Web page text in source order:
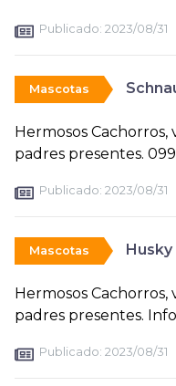
Publicado: 2023/08/31
Mascotas
Hermosos Cachorros,
padres presentes.
Publicado: 2023/08/31
Mascotas Husky
Hermosos Cachorros,
padres presentes.
Publicado: 2023/08/31